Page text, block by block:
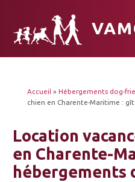
Accueil » Hébergements dog-
chien en Charente-Maritime :
Location
en Charente-